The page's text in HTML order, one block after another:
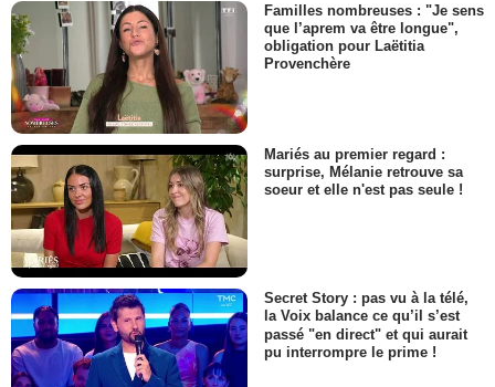
Familles nombreuses : "Je sens
que l’aprem va être longue",
obligation pour Laëtitia
Provenchère
Mariés au premier regard :
surprise, Mélanie retrouve sa
soeur et elle n'est pas seule !
Secret Story : pas vu à la télé,
la Voix balance ce qu’il s’est
passé "en direct" et qui aurait
pu interrompre le prime !